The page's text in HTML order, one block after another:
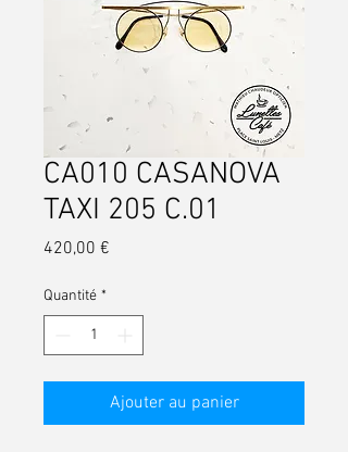
CA010 CASANOVA
TAXI 205 C.01
420,00 €
Quantité *
Ajouter au panier